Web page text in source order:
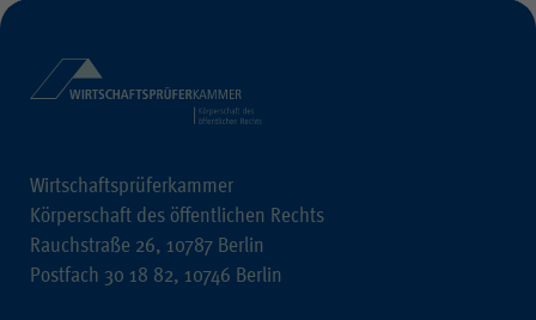
Wirtschaftsprüferkammer
Körperschaft des öffentlichen Rechts
Rauchstraße 26, 10787 Berlin
Postfach 30 18 82, 10746 Berlin